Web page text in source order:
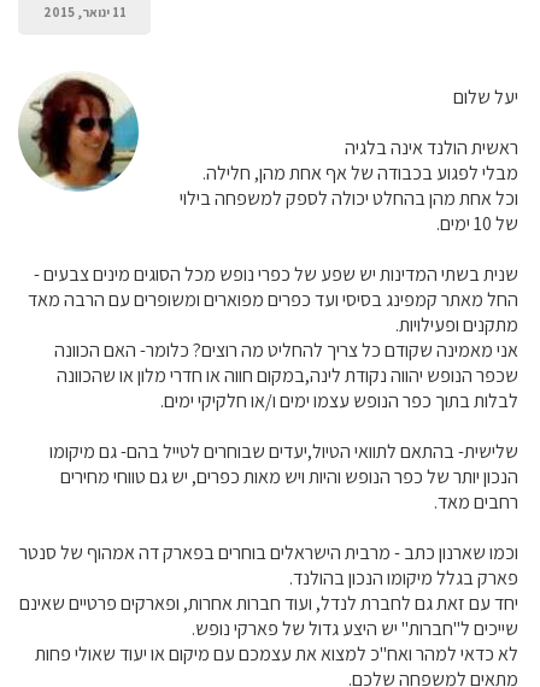
11 ינואר, 2015
יעל שלום
ראשית הולנד אינה בלגיה
מבלי לפגוע בכבודה של אף אחת מהן, חלילה.
וכל אחת מהן בהחלט יכולה לספק למשפחה בילוי
של 10 ימים.
שנית בשתי המדינות יש שפע של כפרי נופש מכל הסוגים מינים צבעים -
החל מאתר קמפינג בסיסי ועד כפרים מפוארים ומשופרים עם הרבה מאד
מתקנים ופעילויות.
אני מאמינה שקודם כל צריך להחליט מה רוצים? כלומר- האם הכוונה
שכפר הנופש יהווה נקודת לינה,במקום חווה או חדרי מלון או שהכוונה
לבלות בתוך כפר הנופש עצמו ימים ו/או חלקיקי ימים.
שלישית- בהתאם לתוואי הטיול,יעדים שבוחרים לטייל בהם- גם מיקומו
הנכון יותר של כפר הנופש והיות ויש מאות כפרים, יש גם טווחי מחירים
רחבים מאד.
וכמו שארנון כתב - מרבית הישראלים בוחרים בפארק דה אמהוף של סנטר
פארק בגלל מיקומו הנכון בהולנד.
יחד עם זאת גם לחברת לנדל, ועוד חברות אחרות, ופארקים פרטיים שאינם
שייכים ל"חברות" יש היצע גדול של פארקי נופש.
לא כדאי למהר ואח"כ למצוא את עצמכם עם מיקום או יעוד שאולי פחות
מתאים למשפחה שלכם.